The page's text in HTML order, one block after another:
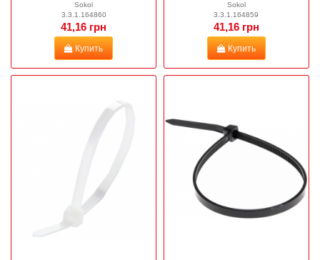
Sokol
3.3.1.164860
41,16 грн
Купить
Sokol
3.3.1.164859
41,16 грн
Купить